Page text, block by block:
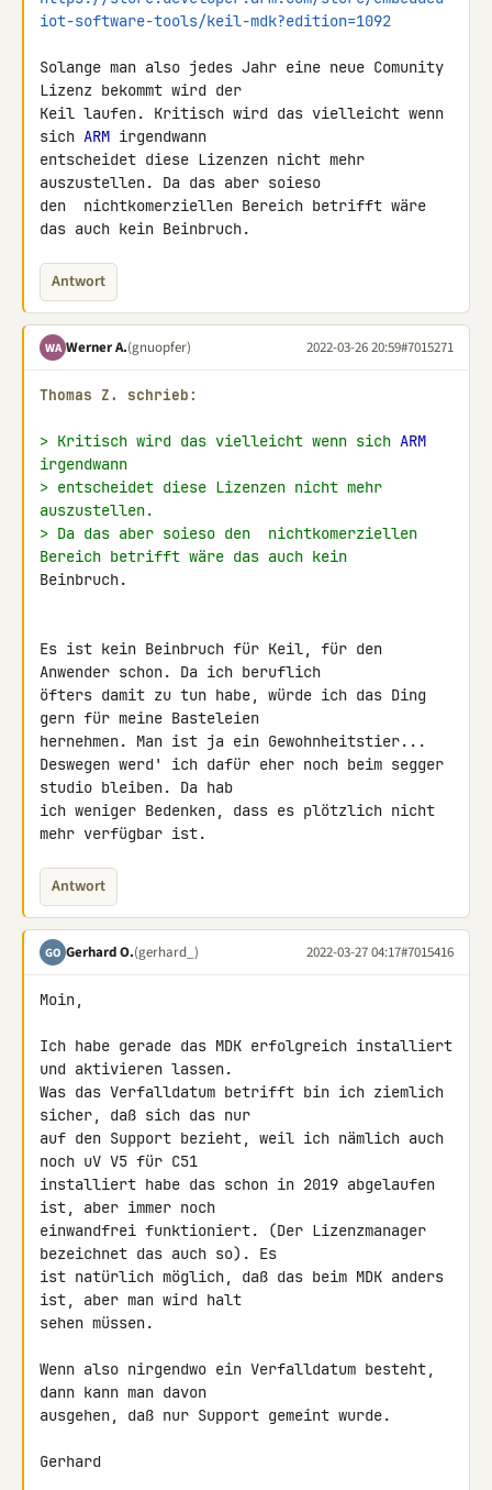
iot-software-tools/keil-mdk?edition=1092
Solange man also jedes Jahr eine neue Comunity
Lizenz bekommt wird der
Keil laufen. Kritisch wird das vielleicht wenn
sich ARM irgendwann
entscheidet diese Lizenzen nicht mehr
auszustellen. Da das aber soieso
den  nichtkomerziellen Bereich betrifft wäre
das auch kein Beinbruch.
Antwort
WA Werner A.(gnuopfer) 2022-03-26 20:59#7015271
Thomas Z. schrieb:
> Kritisch wird das vielleicht wenn sich ARM
irgendwann
> entscheidet diese Lizenzen nicht mehr
auszustellen.
> Da das aber soieso den  nichtkomerziellen
Bereich betrifft wäre das auch kein
Beinbruch.
Es ist kein Beinbruch für Keil, für den
Anwender schon. Da ich beruflich
öfters damit zu tun habe, würde ich das Ding
gern für meine Basteleien
hernehmen. Man ist ja ein Gewohnheitstier...
Deswegen werd' ich dafür eher noch beim segger
studio bleiben. Da hab
ich weniger Bedenken, dass es plötzlich nicht
mehr verfügbar ist.
Antwort
GO Gerhard O.(gerhard_) 2022-03-27 04:17#7015416
Moin,
Ich habe gerade das MDK erfolgreich installiert
und aktivieren lassen.
Was das Verfalldatum betrifft bin ich ziemlich
sicher, daß sich das nur
auf den Support bezieht, weil ich nämlich auch
noch uV V5 für C51
installiert habe das schon in 2019 abgelaufen
ist, aber immer noch
einwandfrei funktioniert. (Der Lizenzmanager
bezeichnet das auch so). Es
ist natürlich möglich, daß das beim MDK anders
ist, aber man wird halt
sehen müssen.
Wenn also nirgendwo ein Verfalldatum besteht,
dann kann man davon
ausgehen, daß nur Support gemeint wurde.
Gerhard